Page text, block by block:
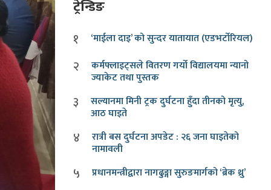
ट्रेन्डिङ
१ ‘माईला दाइ’ को सुन्दर यातायात (एडभर्टोरियल)
२ कर्मफ्लाइट्सले वितरण गर्यो विद्यालयमा न्यानो
ज्याकेट तथा पुस्तक
३ सल्यानमा मिनी ट्रक दुर्घटना हुँदा तीनको मृत्यु,
आठ घाइते
४ रात्री बस दुर्घटना अपडेट : २६ जना घाइतेको
नामावली
५ प्रधानमन्त्रीद्वारा नागढुङ्गा सुरुङमार्गको ‘ब्रेक थ्रु’